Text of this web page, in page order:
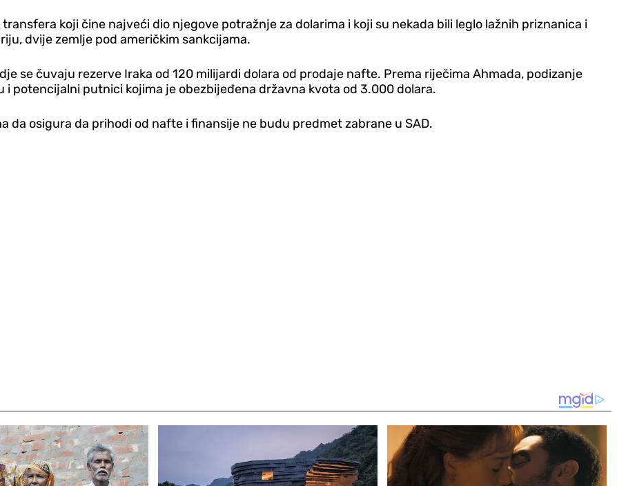
koji čine najveći dio njegove potražnje za dolarima i koji su nekada bili leglo lažnih priznanica i
dvije zemlje pod američkim sankcijama.
se čuvaju rezerve Iraka od 120 milijardi dolara od prodaje nafte. Prema riječima Ahmada, podizanje
potencijalni putnici kojima je obezbijeđena državna kvota od 3.000 dolara.
da osigura da prihodi od nafte i finansije ne budu predmet zabrane u SAD.